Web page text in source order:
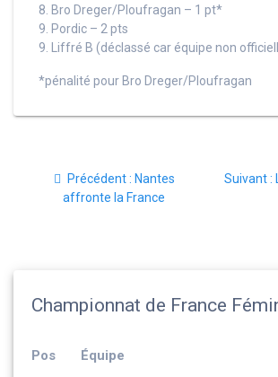
8. Bro Dreger/Ploufragan – 1 pt*
9. Pordic – 2 pts
9. Liffré B (déclassé car équipe non
*pénalité pour Bro Dreger/Ploufragan
Précédent : Article
précédent
Nantes
affronte la France
Suivant :
Championnat de France
Pos Équipe